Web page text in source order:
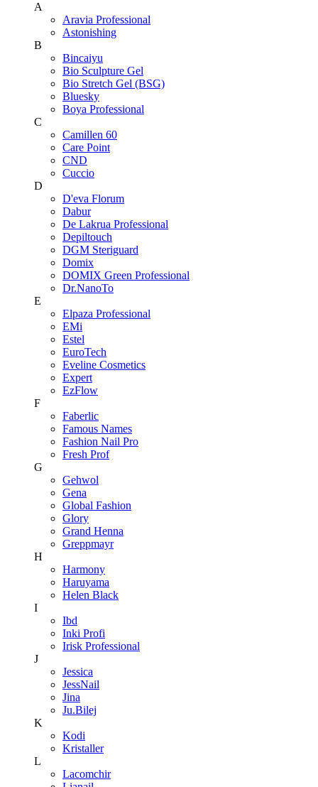
A
Aravia Professional
Astonishing
B
Bincaiyu
Bio Sculpture Gel
Bio Stretch Gel (BSG)
Bluesky
Boya Professional
C
Camillen 60
Care Point
CND
Cuccio
D
D'eva Florum
Dabur
De Lakrua Professional
Depiltouch
DGM Steriguard
Domix
DOMIX Green Professional
Dr.NanoTo
E
Elpaza Professional
EMi
Estel
EuroTech
Eveline Cosmetics
Expert
EzFlow
F
Faberlic
Famous Names
Fashion Nail Pro
Fresh Prof
G
Gehwol
Gena
Global Fashion
Glory
Grand Henna
Greppmayr
H
Harmony
Haruyama
Helen Black
I
Ibd
Inki Profi
Irisk Professional
J
Jessica
JessNail
Jina
Ju.Bilej
K
Kodi
Kristaller
L
Lacomchir